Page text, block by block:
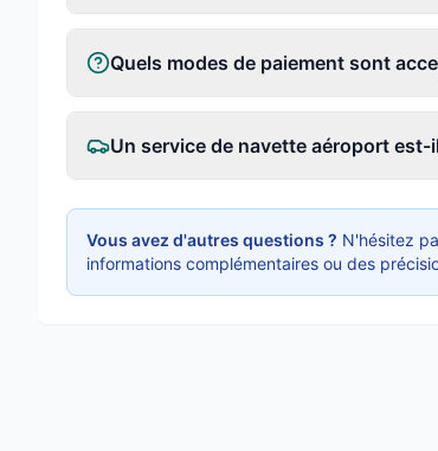
Quels modes de paiement sont
Un service de navette aéroport est-
Vous avez d'autres questions ? N'hésitez
informations complémentaires ou des